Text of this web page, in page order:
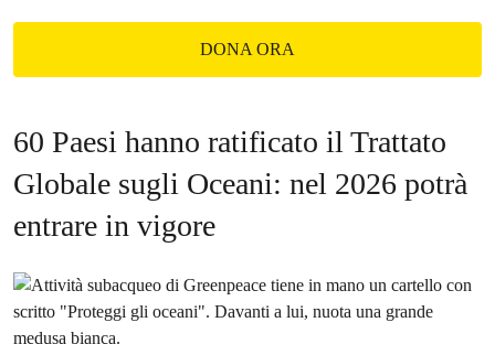
DONA ORA
60 Paesi hanno ratificato il Trattato
Globale sugli Oceani: nel 2026 potrà
entrare in vigore